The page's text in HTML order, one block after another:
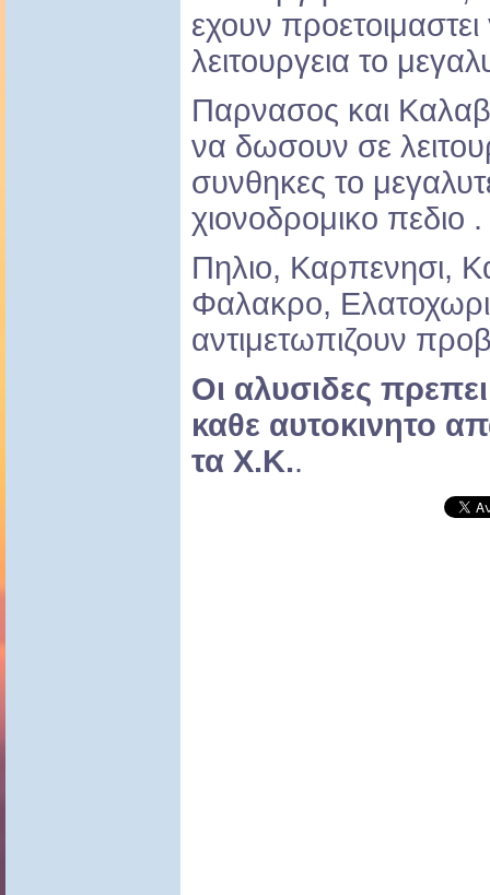
εχουν
λειτουργεια το
Παρνασος και
να δωσουν σε
συνθηκες το
χιονοδρομικο πεδιο .
Πηλιο, Καρπενησι,
Φαλακρο, Ελατοχωρι,
αντιμετωπιζουν
Οι αλυσιδες
καθε αυτοκινητο
τα X.K..